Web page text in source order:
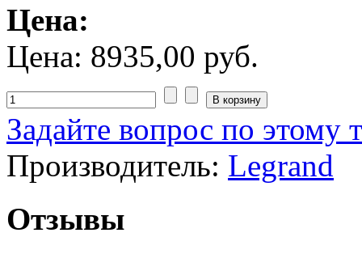
Цена:
Цена: 8935,00 руб.
Задайте вопрос по этому
Производитель: Legrand
Отзывы